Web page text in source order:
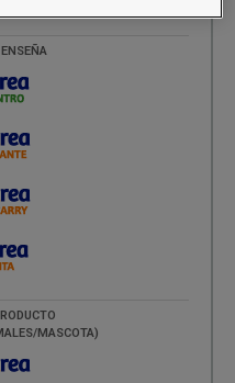
MASCOTA)